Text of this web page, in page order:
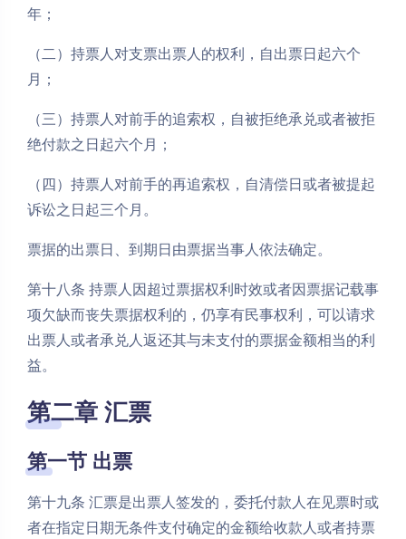
年；
（二）持票人对支票出票人的权利，自出票日起六个
月；
（三）持票人对前手的追索权，自被拒绝承兑或者被拒
绝付款之日起六个月；
（四）持票人对前手的再追索权，自清偿日或者被提起
诉讼之日起三个月。
票据的出票日、到期日由票据当事人依法确定。
第十八条 持票人因超过票据权利时效或者因票据记载事
项欠缺而丧失票据权利的，仍享有民事权利，可以请求
出票人或者承兑人返还其与未支付的票据金额相当的利
益。
第二章 汇票
第一节 出票
第十九条 汇票是出票人签发的，委托付款人在见票时或
者在指定日期无条件支付确定的金额给收款人或者持票